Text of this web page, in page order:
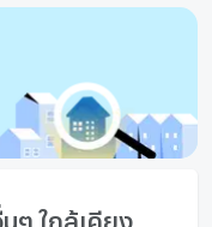
ๆ ใกล้เคียง